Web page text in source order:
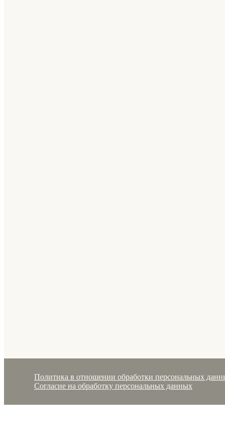
Политика в отношении обработки персональных
Согласие на обработку персональных данных